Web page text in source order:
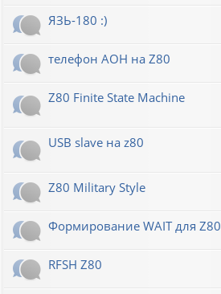
ЯЗЬ-180 :)
телефон АОН на Z80
Z80 Finite State Machine
USB slave на z80
Z80 Military Style
Формирование WAIT для Z80
RFSH Z80